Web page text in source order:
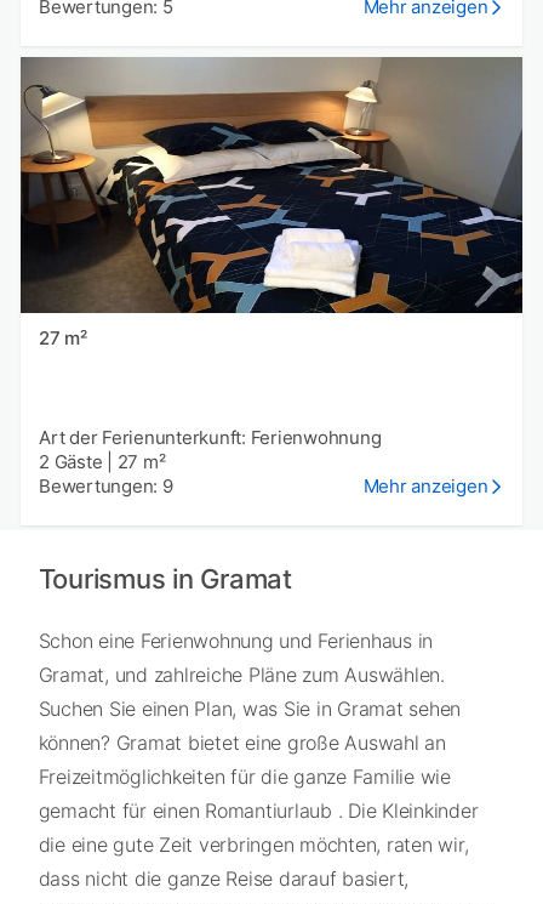
Bewertungen: 5 Mehr anzeigen
27 m²
Art der Ferienunterkunft: Ferienwohnung
2 Gäste
27 m²
Bewertungen: 9
Mehr anzeigen
Tourismus in Gramat
Schon eine Ferienwohnung und Ferienhaus in
Gramat, und zahlreiche Pläne zum Auswählen.
Suchen Sie einen Plan, was Sie in Gramat sehen
können? Gramat bietet eine große Auswahl an
Freizeitmöglichkeiten für die ganze Familie wie
gemacht für einen Romantiurlaub . Die Kleinkinder
die eine gute Zeit verbringen möchten, raten wir,
dass nicht die ganze Reise darauf basiert,